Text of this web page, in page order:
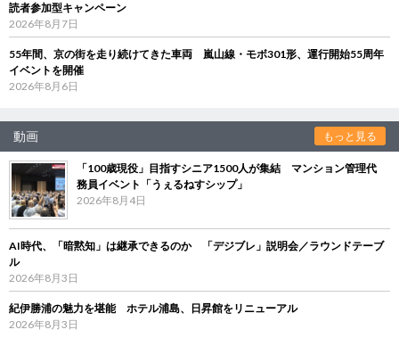
読者参加型キャンペーン
2026年8月7日
55年間、京の街を走り続けてきた車両 嵐山線・モボ301形、運行開始55周年
イベントを開催
2026年8月6日
動画 もっと見る
「100歳現役」目指すシニア1500人が集結 マンション管理代
務員イベント「うぇるねすシップ」
2026年8月4日
AI時代、「暗黙知」は継承できるのか 「デジブレ」説明会／ラウンドテーブ
ル
2026年8月3日
紀伊勝浦の魅力を堪能 ホテル浦島、日昇館をリニューアル
2026年8月3日